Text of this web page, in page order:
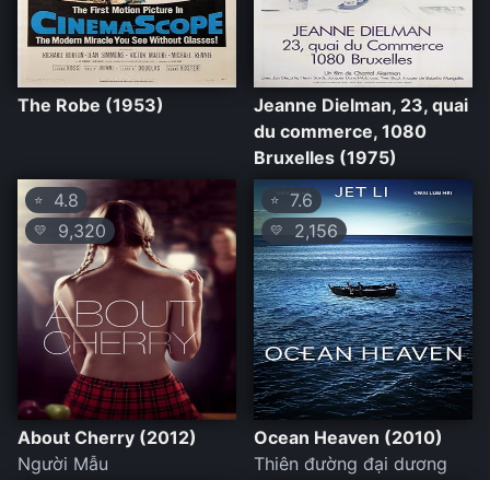
The Robe (1953)
Jeanne Dielman, 23, quai
du commerce, 1080
Bruxelles (1975)
⭐ 4.8
💛 9,320
About Cherry (2012)
Người Mẫu
⭐ 7.6
💛 2,156
Ocean Heaven (2010)
Thiên đường đại dương